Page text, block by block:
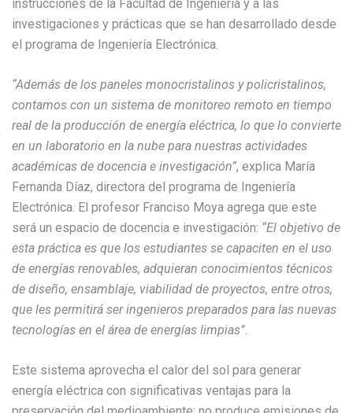
instrucciones de la Facultad de Ingeniería y a las
investigaciones y prácticas que se han desarrollado desde
el programa de Ingeniería Electrónica.
“Además de los paneles monocristalinos y policristalinos,
contamos con un sistema de monitoreo remoto en tiempo
real de la producción de energía eléctrica, lo que lo convierte
en un laboratorio en la nube para nuestras actividades
académicas de docencia e investigación”, explica María
Fernanda Díaz, directora del programa de Ingeniería
Electrónica. El profesor Franciso Moya agrega que este
será un espacio de docencia e investigación: “El objetivo de
esta práctica es que los estudiantes se capaciten en el uso
de energías renovables, adquieran conocimientos técnicos
de diseño, ensamblaje, viabilidad de proyectos, entre otros,
que les permitirá ser ingenieros preparados para las nuevas
tecnologías en el área de energías limpias”.
Este sistema aprovecha el calor del sol para generar
energía eléctrica con significativas ventajas para la